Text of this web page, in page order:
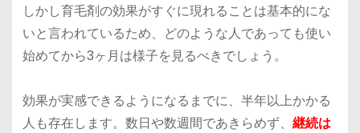
しかし育毛剤の効果がすぐに現れることは基本的にな
いと言われているため、どのような人であっても使い
始めてから3ヶ月は様子を見るべきでしょう。
効果が実感できるようになるまでに、半年以上かかる
人も存在します。数日や数週間であきらめず、 継続は